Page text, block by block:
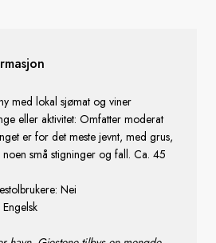
med lokal sjømat og viner
eller aktivitet: Omfatter moderat
er for det meste jevnt, med grus,
små stigninger og fall. Ca. 45
Nei